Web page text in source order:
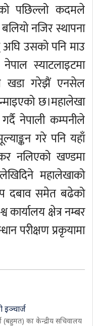
पछिल्लो कदमले
नजिर स्थापना
उसको पनि माउ
स्याटलाइटमा
खडा गरेझैं एनसेल
छ।महालेखा
नेपाली कम्पनीले
गरे पनि यहाँ
नलिएको खण्डमा
महालेखाको
दबाव समेत बढेको
क्षेत्र नम्बर
परीक्षण प्रकृयामा
इञ्चार्ज
(बहुमत) का केन्द्रीय सचिवालय